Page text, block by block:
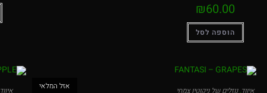
₪60.00
הוספה לסל
אזל המלאי איווד איווד,נוזלים של ניקוטין צמחי